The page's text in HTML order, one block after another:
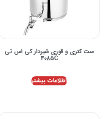
ست کتری و قوری شیردار کی اس تی
4085C
اطلاعات بیشتر